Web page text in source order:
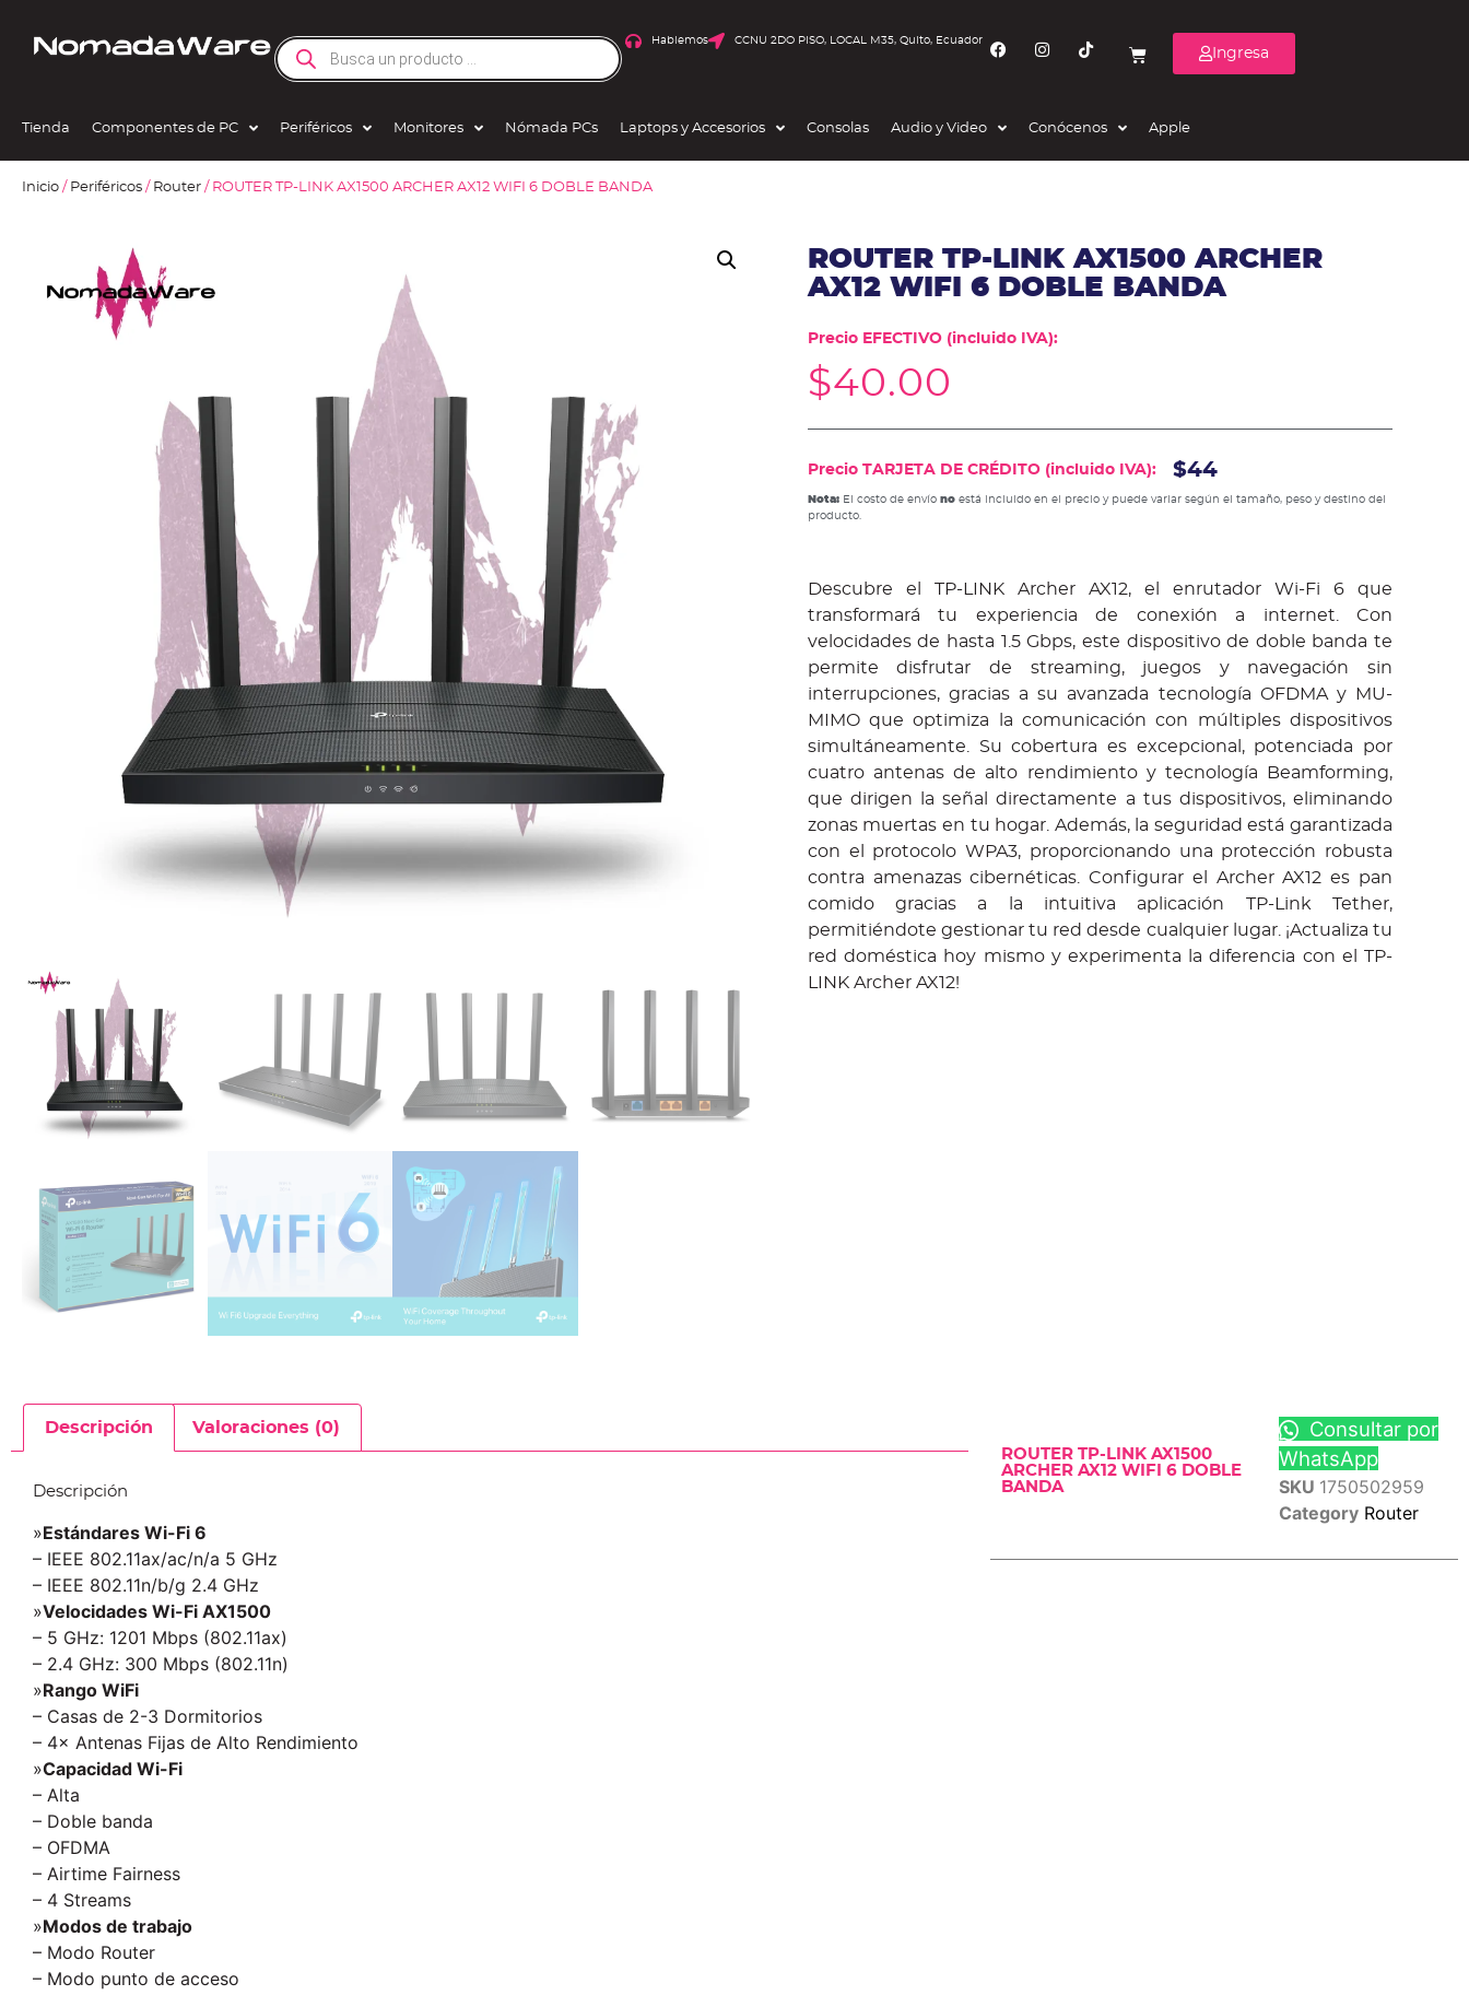
Hablemos CCNU 2DO PISO, LOCAL M35, Quito, Ecuador
Ingresa
Tienda Componentes de PC Periféricos Monitores Nómada PCs Laptops y Accesorios Consolas Audio y Video Conócenos Apple
Inicio / Periféricos / Router / ROUTER TP-LINK AX1500 ARCHER AX12 WIFI 6 DOBLE BANDA
ROUTER TP-LINK AX1500 ARCHER
AX12 WIFI 6 DOBLE BANDA
Precio EFECTIVO (incluido IVA):
$40.00
Precio TARJETA DE CRÉDITO (incluido IVA): $44
Nota:El costo de envío noestá incluido en el precio y puede variar según el tamaño, peso y destino del
producto.
Descubre el TP-LINK Archer AX12, el enrutador Wi-Fi 6 que
transformará tu experiencia de conexión a internet. Con
velocidades de hasta 1.5 Gbps, este dispositivo de doble banda te
permite disfrutar de streaming, juegos y navegación sin
interrupciones, gracias a su avanzada tecnología OFDMA y MU-
MIMO que optimiza la comunicación con múltiples dispositivos
simultáneamente. Su cobertura es excepcional, potenciada por
cuatro antenas de alto rendimiento y tecnología Beamforming,
que dirigen la señal directamente a tus dispositivos, eliminando
zonas muertas en tu hogar. Además, la seguridad está garantizada
con el protocolo WPA3, proporcionando una protección robusta
contra amenazas cibernéticas. Configurar el Archer AX12 es pan
comido gracias a la intuitiva aplicación TP-Link Tether,
permitiéndote gestionar tu red desde cualquier lugar. ¡Actualiza tu
red doméstica hoy mismo y experimenta la diferencia con el TP-
LINK Archer AX12!
Descripción Valoraciones (0)
Descripción
»Estándares Wi-Fi 6
– IEEE 802.11ax/ac/n/a 5 GHz
– IEEE 802.11n/b/g 2.4 GHz
»Velocidades Wi-Fi AX1500
– 5 GHz: 1201 Mbps (802.11ax)
– 2.4 GHz: 300 Mbps (802.11n)
»Rango WiFi
– Casas de 2-3 Dormitorios
– 4× Antenas Fijas de Alto Rendimiento
»Capacidad Wi-Fi
– Alta
– Doble banda
– OFDMA
– Airtime Fairness
– 4 Streams
»Modos de trabajo
– Modo Router
– Modo punto de acceso
ROUTER TP-LINK AX1500
ARCHER AX12 WIFI 6 DOBLE
BANDA
Consultar por
WhatsApp
SKU 1750502959
Category Router